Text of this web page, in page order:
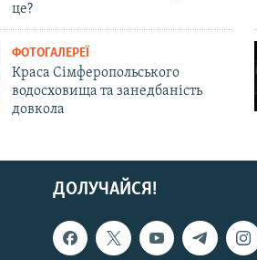
це?
ФОТОГАЛЕРЕЇ
Краса Сімферопольського
водосховища та занедбаність
довкола
ДОЛУЧАЙСЯ!